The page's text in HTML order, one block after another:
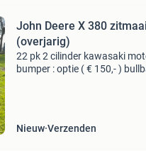
John Deere X 380
(overjarig)
22 pk 2 cilinder kawasaki
bumper : optie ( € 150,- )
Nieuw Verzenden